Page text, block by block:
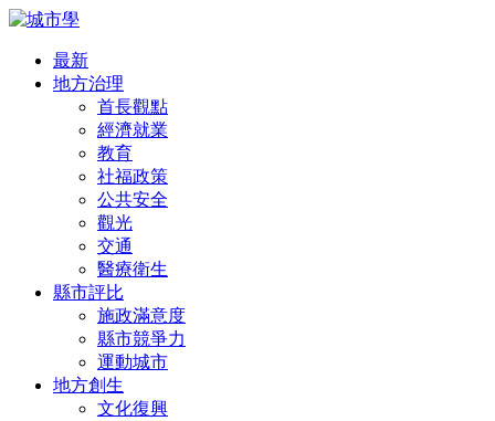
最新
地方治理
首長觀點
經濟就業
教育
社福政策
公共安全
觀光
交通
醫療衛生
縣市評比
施政滿意度
縣市競爭力
運動城市
地方創生
文化復興